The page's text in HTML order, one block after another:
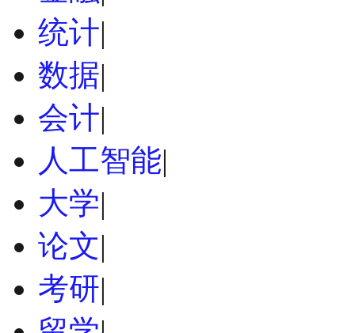
统计|
数据|
会计|
人工智能|
大学|
论文|
考研|